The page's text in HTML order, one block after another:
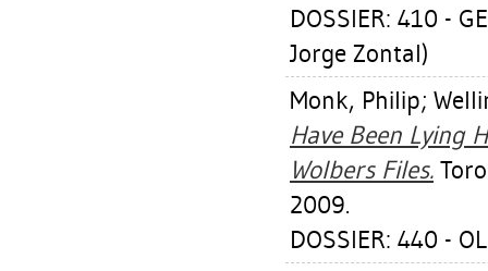
DOSSIER: 410 -
Jorge Zontal)
Monk, Philip;
Have Been Lying
Wolbers Files.
2009.
DOSSIER: 440 -